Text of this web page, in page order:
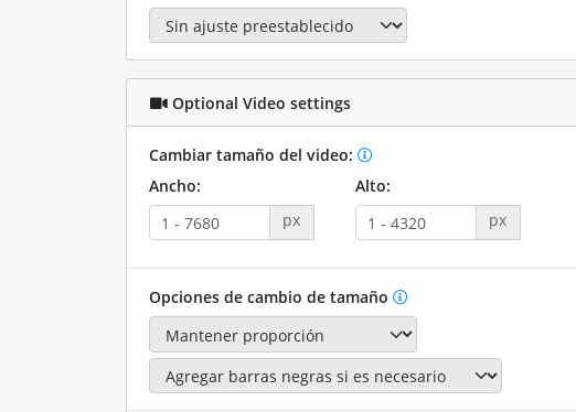
Optional Video settings
Cambiar tamaño del video:
Ancho:
px
Alto:
px
Opciones de cambio de tamaño